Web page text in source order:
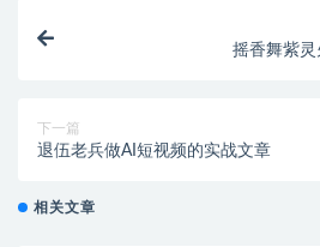
摇香舞紫灵
下一篇
退伍老兵做AI短视频的实战文章
相关文章